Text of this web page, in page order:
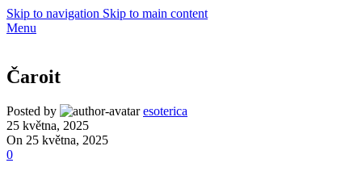
Skip to navigation Skip to main content
Menu
Čaroit
Posted by
esoterica
25 května, 2025
On 25 května, 2025
0